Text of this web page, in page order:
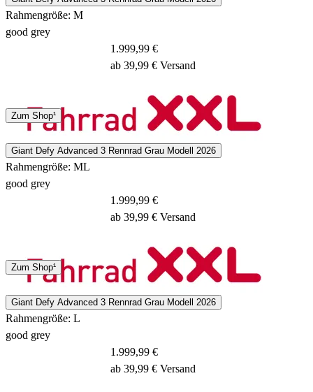
Rahmengröße: M
good grey
Spedition
3 - 5 Tage
1.999,99 €
ab 39,99 € Versand
Zum Shop¹
Giant Defy Advanced 3 Rennrad Grau Modell 2026
Rahmengröße: ML
good grey
Spedition
3 - 5 Tage
1.999,99 €
ab 39,99 € Versand
Zum Shop¹
Giant Defy Advanced 3 Rennrad Grau Modell 2026
Rahmengröße: L
good grey
1.999,99 €
ab 39,99 € Versand